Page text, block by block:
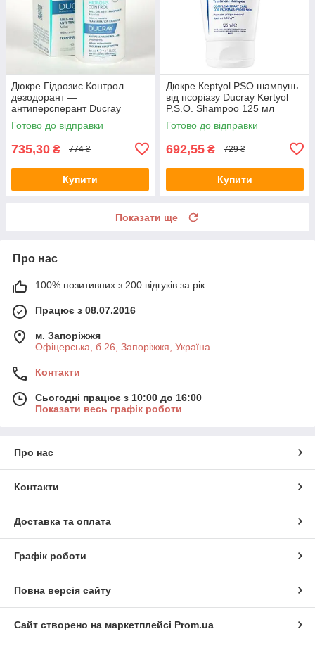
Дюкре Гідрозис Контрол
дезодорант —
антиперсперант Ducray
Hidrosis Control Roll-on Anti-
Transpirant 40 мл
Готово до відправки
735,30 ₴ 774 ₴
Купити
Дюкре Керtyol PSO шампунь
від псоріазу Ducray Kertyol
P.S.O. Shampoo 125 мл
Готово до відправки
692,55 ₴ 729 ₴
Купити
Показати ще
Про нас
100% позитивних з 200 відгуків за рік
Працює з 08.07.2016
м. Запоріжжя
Офіцерська, б.26, Запоріжжя, Україна
Контакти
Сьогодні працює з 10:00 до 16:00
Показати весь графік роботи
Про нас
Контакти
Доставка та оплата
Графік роботи
Повна версія сайту
Сайт створено на маркетплейсі Prom.ua